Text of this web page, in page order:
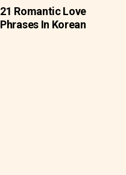
21 Romantic Love
Phrases In Korean